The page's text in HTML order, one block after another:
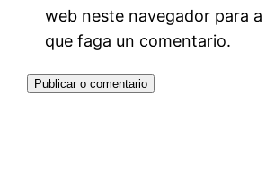
web neste navegador para
que faga un comentario.